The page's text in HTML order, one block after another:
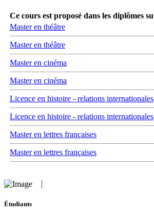
Ce cours est proposé dans les diplômes
Master en théâtre
Master en théâtre
Master en cinéma
Master en cinéma
Licence en histoire - relations internationales
Licence en histoire - relations internationales
Master en lettres françaises
Master en lettres françaises
Étudiants